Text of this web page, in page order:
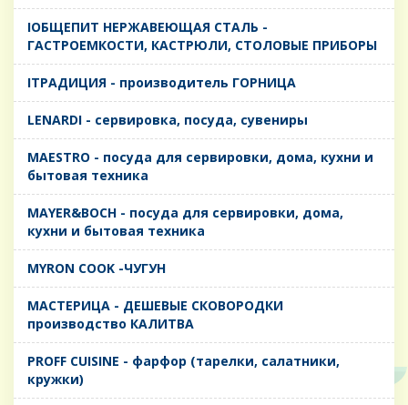
IОБЩЕПИТ НЕРЖАВЕЮЩАЯ СТАЛЬ -
ГАСТРОЕМКОСТИ, КАСТРЮЛИ, СТОЛОВЫЕ ПРИБОРЫ
IТРАДИЦИЯ - производитель ГОРНИЦА
LENARDI - сервировка, посуда, сувениры
MAESTRO - посуда для сервировки, дома, кухни и
бытовая техника
MAYER&BOCH - посуда для сервировки, дома,
кухни и бытовая техника
MYRON COOK -ЧУГУН
MАСТЕРИЦА - ДЕШЕВЫЕ СКОВОРОДКИ
производство КАЛИТВА
PROFF CUISINE - фарфор (тарелки, салатники,
кружки)